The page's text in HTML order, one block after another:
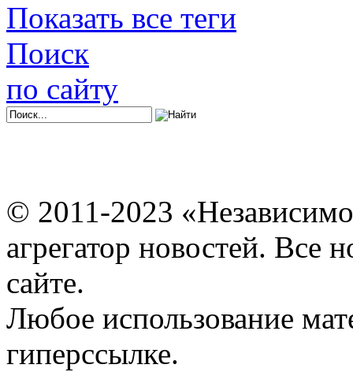
Показать все теги
Поиск
по сайту
© 2011-2023
агрегатор новостей. Все
сайте.
Любое использование
гиперссылке.